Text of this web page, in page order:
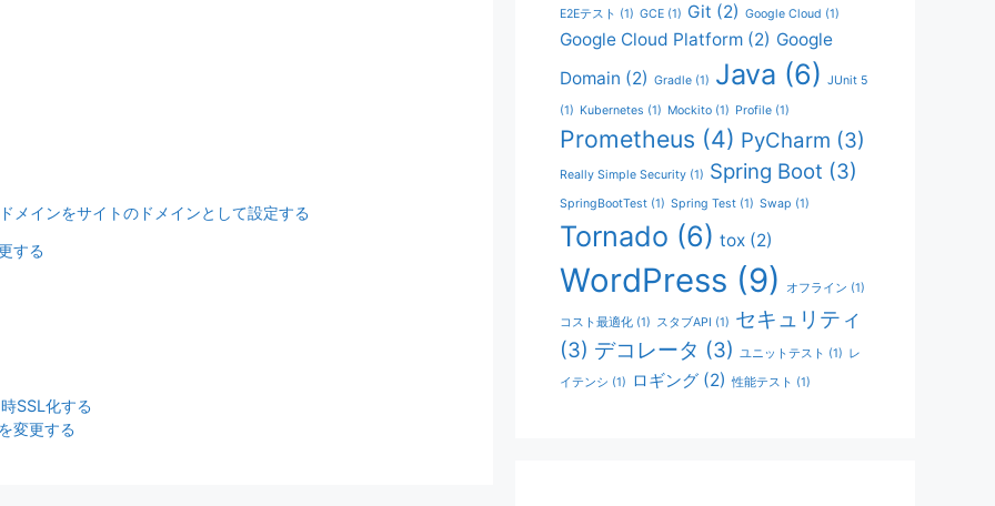
メインをサイトのドメインとして設定する
する
SSL化する
変更する
E2Eテスト (1) GCE (1) Git (2) Google Cloud (1)
Google Cloud Platform (2) Google
Domain (2) Gradle (1) Java (6) JUnit 5
(1) Kubernetes (1) Mockito (1) Profile (1)
Prometheus (4) PyCharm (3)
Really Simple Security (1) Spring Boot (3)
SpringBootTest (1) Spring Test (1) Swap (1)
Tornado (6) tox (2)
WordPress (9) オフライン (1)
コスト最適化 (1) スタブAPI (1) セキュリティ
(3) デコレータ (3) ユニットテスト (1) レ
イテンシ (1) ロギング (2) 性能テスト (1)